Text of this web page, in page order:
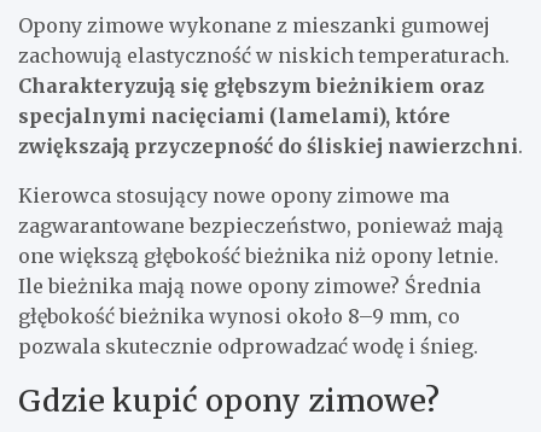
Opony zimowe wykonane z mieszanki gumowej
zachowują elastyczność w niskich temperaturach.
Charakteryzują się głębszym bieżnikiem oraz
specjalnymi nacięciami (lamelami), które
zwiększają przyczepność do śliskiej nawierzchni.
Kierowca stosujący nowe opony zimowe ma
zagwarantowane bezpieczeństwo, ponieważ mają
one większą głębokość bieżnika niż opony letnie.
Ile bieżnika mają nowe opony zimowe? Średnia
głębokość bieżnika wynosi około 8–9 mm, co
pozwala skutecznie odprowadzać wodę i śnieg.
Gdzie kupić opony zimowe?